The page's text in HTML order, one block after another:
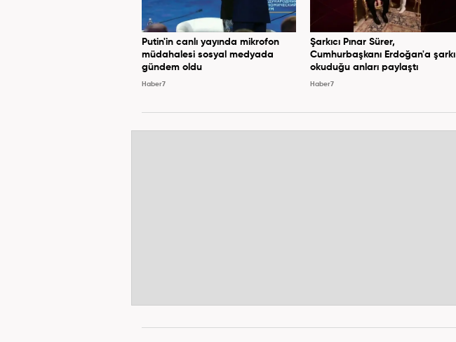
Putin'in canlı yayında mikrofon
müdahalesi sosyal medyada
gündem oldu
Haber7
Şarkıcı Pınar Sürer,
Cumhurbaşkanı Erdoğan'a şarkı
okuduğu anları paylaştı
Haber7